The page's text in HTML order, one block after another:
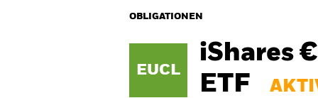
OBLIGATIONEN
EUCL
iShares
ETF